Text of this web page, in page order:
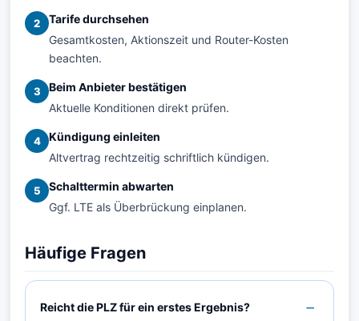
2
Tarife durchsehen
Gesamtkosten, Aktionszeit und Router-Kosten
beachten.
3
Beim Anbieter bestätigen
Aktuelle Konditionen direkt prüfen.
4
Kündigung einleiten
Altvertrag rechtzeitig schriftlich kündigen.
5
Schalttermin abwarten
Ggf. LTE als Überbrückung einplanen.
Häufige Fragen
Reicht die PLZ für ein erstes Ergebnis?